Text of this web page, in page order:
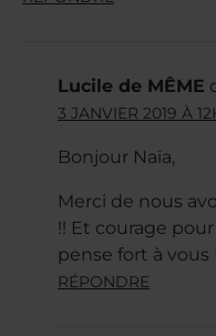
Lucile de MÊME
3 JANVIER 2019 À
Bonjour Naïa,
Merci de nous
!! Et courage
pense fort à vous
RÉPONDRE